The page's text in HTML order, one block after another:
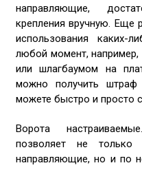
направляющие,
крепления вручную. Еще
использования каких-
любой момент,
или шлагбаумом на
можно получить штраф
можете быстро и просто
Ворота
позволяет не
направляющие, но и по